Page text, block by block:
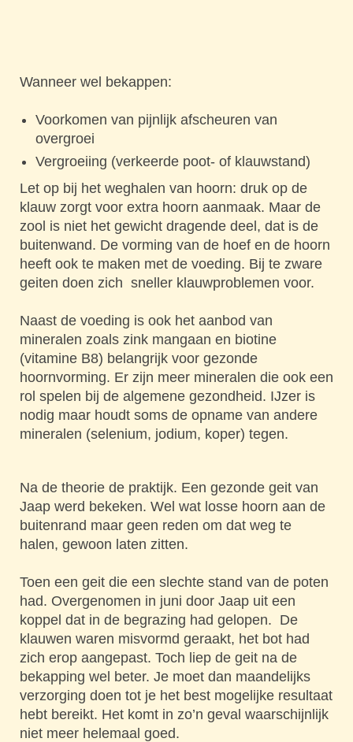
Wanneer wel bekappen:
Voorkomen van pijnlijk afscheuren van
overgroei
Vergroeiing (verkeerde poot- of klauwstand)
Let op bij het weghalen van hoorn: druk op de
klauw zorgt voor extra hoorn aanmaak. Maar de
zool is niet het gewicht dragende deel, dat is de
buitenwand. De vorming van de hoef en de hoorn
heeft ook te maken met de voeding. Bij te zware
geiten doen zich sneller klauwproblemen voor.
Naast de voeding is ook het aanbod van
mineralen zoals zink mangaan en biotine
(vitamine B8) belangrijk voor gezonde
hoornvorming. Er zijn meer mineralen die ook een
rol spelen bij de algemene gezondheid. IJzer is
nodig maar houdt soms de opname van andere
mineralen (selenium, jodium, koper) tegen.
Na de theorie de praktijk. Een gezonde geit van
Jaap werd bekeken. Wel wat losse hoorn aan de
buitenrand maar geen reden om dat weg te
halen, gewoon laten zitten.
Toen een geit die een slechte stand van de poten
had. Overgenomen in juni door Jaap uit een
koppel dat in de begrazing had gelopen. De
klauwen waren misvormd geraakt, het bot had
zich erop aangepast. Toch liep de geit na de
bekapping wel beter. Je moet dan maandelijks
verzorging doen tot je het best mogelijke resultaat
hebt bereikt. Het komt in zo’n geval waarschijnlijk
niet meer helemaal goed.